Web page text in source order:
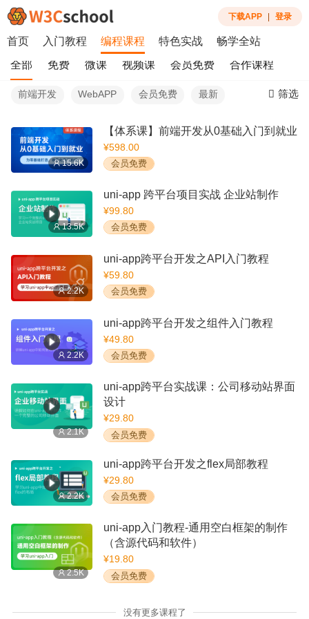
下载APP 登录
首页 入门教程 编程课程 特色实战 畅学全站
全部 免费 微课 视频课 会员免费 合作课程
前端开发 WebAPP 会员免费 最新 筛选
15.6K
【体系课】前端开发从0基础入门到就业
¥598.00
会员免费
13.5K
uni-app 跨平台项目实战 企业站制作
¥99.80
会员免费
2.2K
uni-app跨平台开发之API入门教程
¥59.80
会员免费
2.2K
uni-app跨平台开发之组件入门教程
¥49.80
会员免费
2.1K
uni-app跨平台实战课：公司移动站界面
设计
¥29.80
会员免费
2.2K
uni-app跨平台开发之flex局部教程
¥29.80
会员免费
2.5K
uni-app入门教程-通用空白框架的制作
（含源代码和软件）
¥19.80
会员免费
没有更多课程了